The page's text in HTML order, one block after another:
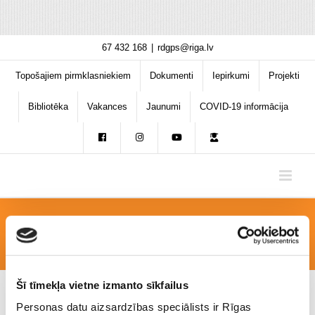
Šī tīmekļa vietne izmanto sīkfailus
Personas datu aizsardzības speciālists ir Rīgas
content
67 432 168 rdgps@riga.lv
Topošajiem pirmklasniekiem Dokumenti Iepirkumi Projekti
Bibliotēka Vakances Jaunumi COVID-19 informācija
Projek_1